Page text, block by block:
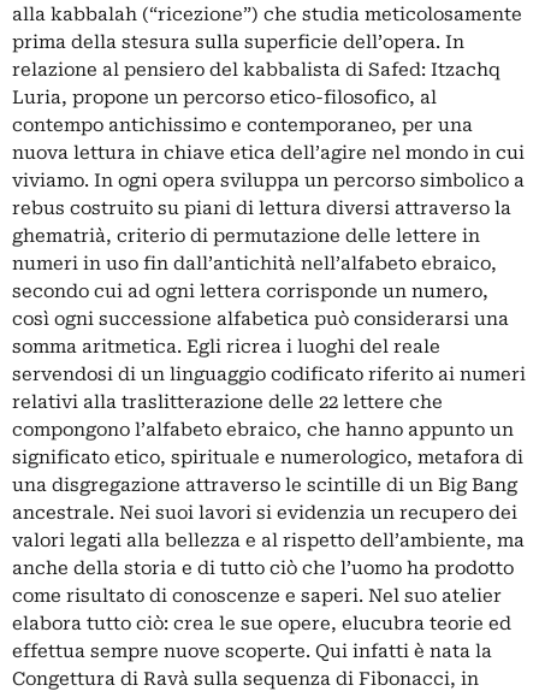
alla kabbalah (“ricezione”) che studia meticolosamente
prima della stesura sulla superficie dell’opera. In
relazione al pensiero del kabbalista di Safed: Itzachq
Luria, propone un percorso etico-filosofico, al
contempo antichissimo e contemporaneo, per una
nuova lettura in chiave etica dell’agire nel mondo in cui
viviamo. In ogni opera sviluppa un percorso simbolico a
rebus costruito su piani di lettura diversi attraverso la
ghematrià, criterio di permutazione delle lettere in
numeri in uso fin dall’antichità nell’alfabeto ebraico,
secondo cui ad ogni lettera corrisponde un numero,
così ogni successione alfabetica può considerarsi una
somma aritmetica. Egli ricrea i luoghi del reale
servendosi di un linguaggio codificato riferito ai numeri
relativi alla traslitterazione delle 22 lettere che
compongono l’alfabeto ebraico, che hanno appunto un
significato etico, spirituale e numerologico, metafora di
una disgregazione attraverso le scintille di un Big Bang
ancestrale. Nei suoi lavori si evidenzia un recupero dei
valori legati alla bellezza e al rispetto dell’ambiente, ma
anche della storia e di tutto ciò che l’uomo ha prodotto
come risultato di conoscenze e saperi. Nel suo atelier
elabora tutto ciò: crea le sue opere, elucubra teorie ed
effettua sempre nuove scoperte. Qui infatti è nata la
Congettura di Ravà sulla sequenza di Fibonacci, in